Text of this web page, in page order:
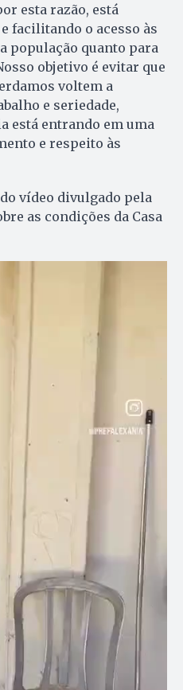
esta razão, está
facilitando o acesso às
população quanto para
objetivo é evitar que
voltem a
e seriedade,
está entrando em uma
e respeito às
vídeo divulgado pela
as condições da Casa